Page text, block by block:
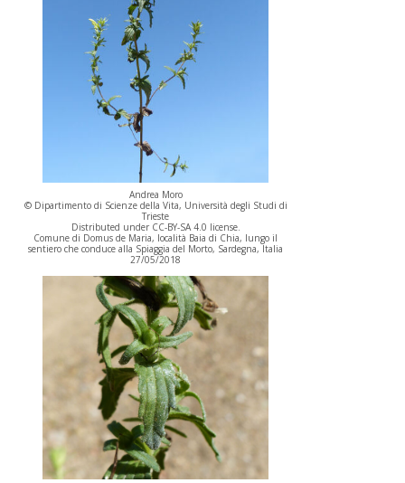
Andrea Moro
© Dipartimento di Scienze della Vita, Università degli Studi di
Trieste
Distributed under CC-BY-SA 4.0 license.
Comune di Domus de Maria, località Baia di Chia, lungo il
sentiero che conduce alla Spiaggia del Morto, Sardegna, Italia
27/05/2018